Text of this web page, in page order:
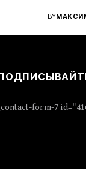
BY
[contact-form-7